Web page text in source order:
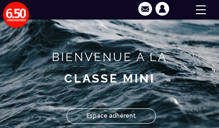
BIENVENUE À LA
CLASSE MINI
Espace adhérent